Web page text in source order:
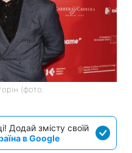
(фото:
Додай змісту своїй
в Google